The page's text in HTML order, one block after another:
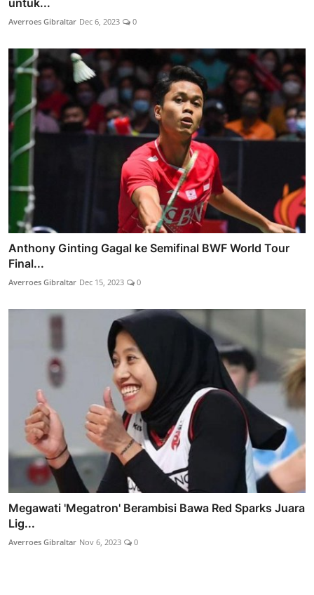
untuk...
Averroes Gibraltar Dec 6, 2023 0
Anthony Ginting Gagal ke Semifinal BWF World Tour
Final...
Averroes Gibraltar Dec 15, 2023 0
Megawati 'Megatron' Berambisi Bawa Red Sparks Juara
Lig...
Averroes Gibraltar Nov 6, 2023 0